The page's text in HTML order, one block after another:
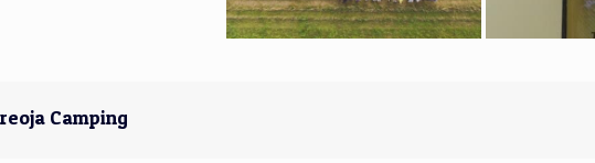
Camping